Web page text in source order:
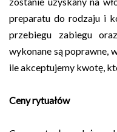
preparatu do rodzaju i
przebiegu zabiegu
wykonane są poprawne,
ile akceptujemy kwotę,
Ceny rytuałów